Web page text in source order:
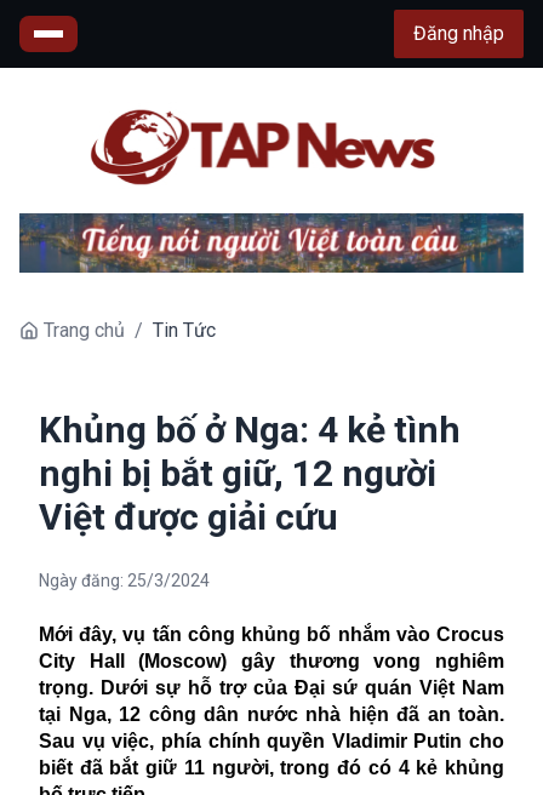
Đăng nhập
Trang chủ / Tin Tức
Khủng bố ở Nga: 4 kẻ tình
nghi bị bắt giữ, 12 người
Việt được giải cứu
Ngày đăng: 25/3/2024
Mới đây, vụ tấn công khủng bố nhắm vàoCrocus
City Hall (Moscow) gây thương vong nghiêm
trọng. Dưới sự hỗ trợ của Đại sứ quán Việt Nam
tại Nga, 12 công dân nước nhà hiện đã an toàn.
Sau vụ việc, phía chính quyền Vladimir Putin cho
biết đã bắt giữ 11 người, trong đó có 4 kẻ khủng